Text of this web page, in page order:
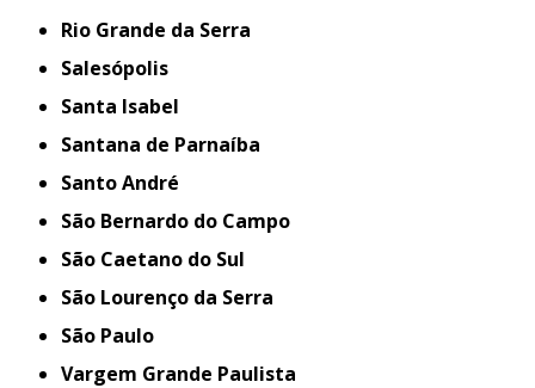
Rio Grande da Serra
Salesópolis
Santa Isabel
Santana de Parnaíba
Santo André
São Bernardo do Campo
São Caetano do Sul
São Lourenço da Serra
São Paulo
Vargem Grande Paulista